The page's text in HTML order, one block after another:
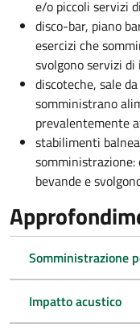
e/o piccoli servizi
disco-bar, piano
esercizi che
svolgono servizi
discoteche, sale
somministrano
prevalentemente
stabilimenti
bevande e
Somministrazione
Impatto acustico